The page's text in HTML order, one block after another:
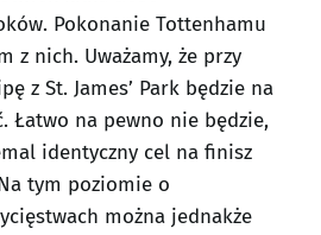
Pokonanie Tottenhamu
z nich. Uważamy, że przy
z St. James’ Park będzie na
Łatwo na pewno nie będzie,
identyczny cel na finisz
tym poziomie o
można jednakże